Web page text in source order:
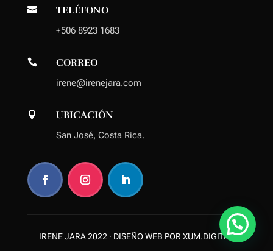
 TELÉFONO
+506 8923 1683
 CORREO
irene@irenejara.com
 UBICACIÓN
San José, Costa Rica.
IRENE JARA 2022 · DISEÑO WEB POR XUM.DIGITAL